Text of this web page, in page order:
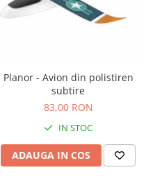
Planor - Avion din polistiren
subtire
83,00 RON
IN STOC
ADAUGA IN COS